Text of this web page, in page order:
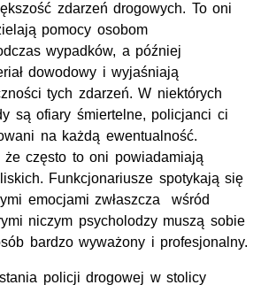
zdarzeń drogowych. To oni
pomocy osobom
wypadków, a później
dowodowy i wyjaśniają
tych zdarzeń. W niektórych
są ofiary śmiertelne, policjanci ci
na każdą ewentualność.
często to oni powiadamiają
Funkcjonariusze spotykają się
emocjami zwłaszcza wśród
niczym psycholodzy muszą sobie
bardzo wyważony i profesjonalny.
policji drogowej w stolicy